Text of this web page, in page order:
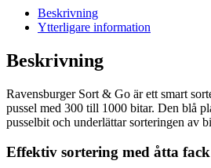
Beskrivning
Ytterligare information
Beskrivning
Ravensburger Sort & Go är ett smart
pussel med 300 till 1000 bitar. Den blå
pusselbit och underlättar sorteringen av
Effektiv sortering med åtta fack